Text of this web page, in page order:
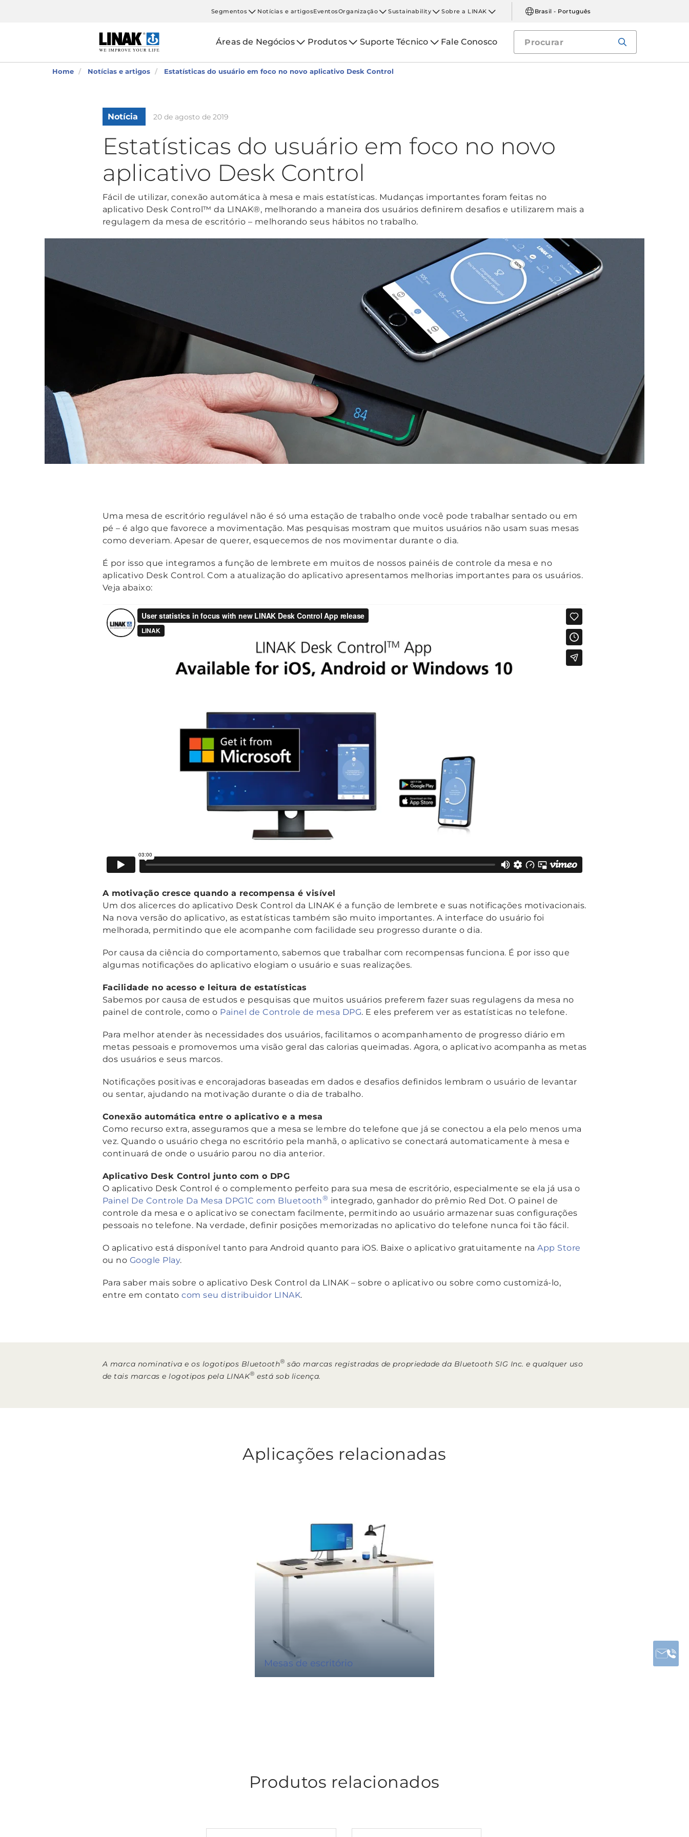
Segmentos Notícias e artigosEventosOrganização Sustainability Sobre a LINAK Brasil - Português
Áreas de Negócios Produtos Suporte Técnico Fale Conosco
Home Notícias e artigos Estatísticas do usuário em foco no novo aplicativo Desk Control
Notícia 20 de agosto de 2019
Estatísticas do usuário em foco no novo
aplicativo Desk Control
Fácil de utilizar, conexão automática à mesa e mais estatísticas. Mudanças importantes foram feitas no
aplicativo Desk Control™ da LINAK®, melhorando a maneira dos usuários definirem desafios e utilizarem mais a
regulagem da mesa de escritório – melhorando seus hábitos no trabalho.
Uma mesa de escritório regulável não é só uma estação de trabalho onde você pode trabalhar sentado ou em
pé – é algo que favorece a movimentação. Mas pesquisas mostram que muitos usuários não usam suas mesas
como deveriam. Apesar de querer, esquecemos de nos movimentar durante o dia.
É por isso que integramos a função de lembrete em muitos de nossos painéis de controle da mesa e no
aplicativo Desk Control. Com a atualização do aplicativo apresentamos melhorias importantes para os usuários.
Veja abaixo:
A motivação cresce quando a recompensa é visível
Um dos alicerces do aplicativo Desk Control da LINAK é a função de lembrete e suas notificações motivacionais.
Na nova versão do aplicativo, as estatísticas também são muito importantes. A interface do usuário foi
melhorada, permitindo que ele acompanhe com facilidade seu progresso durante o dia.
Por causa da ciência do comportamento, sabemos que trabalhar com recompensas funciona. É por isso que
algumas notificações do aplicativo elogiam o usuário e suas realizações.
Facilidade no acesso e leitura de estatísticas
Sabemos por causa de estudos e pesquisas que muitos usuários preferem fazer suas regulagens da mesa no
painel de controle, como o Painel de Controle de mesa DPG. E eles preferem ver as estatísticas no telefone.
Para melhor atender às necessidades dos usuários, facilitamos o acompanhamento de progresso diário em
metas pessoais e promovemos uma visão geral das calorias queimadas. Agora, o aplicativo acompanha as metas
dos usuários e seus marcos.
Notificações positivas e encorajadoras baseadas em dados e desafios definidos lembram o usuário de levantar
ou sentar, ajudando na motivação durante o dia de trabalho.
Conexão automática entre o aplicativo e a mesa
Como recurso extra, asseguramos que a mesa se lembre do telefone que já se conectou a ela pelo menos uma
vez. Quando o usuário chega no escritório pela manhã, o aplicativo se conectará automaticamente à mesa e
continuará de onde o usuário parou no dia anterior.
Aplicativo Desk Control junto com o DPG
O aplicativo Desk Control é o complemento perfeito para sua mesa de escritório, especialmente se ela já usa o
Painel De Controle Da Mesa DPG1C com Bluetooth® integrado, ganhador do prêmio Red Dot. O painel de
controle da mesa e o aplicativo se conectam facilmente, permitindo ao usuário armazenar suas configurações
pessoais no telefone. Na verdade, definir posições memorizadas no aplicativo do telefone nunca foi tão fácil.
O aplicativo está disponível tanto para Android quanto para iOS. Baixe o aplicativo gratuitamente na App Store
ou no Google Play.
Para saber mais sobre o aplicativo Desk Control da LINAK – sobre o aplicativo ou sobre como customizá-lo,
entre em contato com seu distribuidor LINAK.
A marca nominativa e os logotipos Bluetooth® são marcas registradas de propriedade da Bluetooth SIG Inc. e qualquer uso
de tais marcas e logotipos pela LINAK® está sob licença.
Aplicações relacionadas
Mesas de escritório
Produtos relacionados